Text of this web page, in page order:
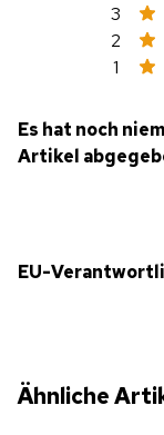
3
2
1
Es hat noch
Artikel
EU-
Ähnliche